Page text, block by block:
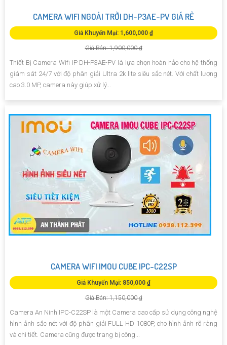
CAMERA WIFI NGOÀI TRỜI DH-P3AE-PV GIÁ RẺ
Giá Khuyến Mại: 1,600,000 ₫
Giá Bán: 1,900,000 ₫
Thiết Bị Camera Wifi IP DH-P3AE-PV là lựa chọn hoàn hảo cho hệ thống
giám sát 24/7 với độ phân giải Ultra 2k lite siêu sắc nét. Với chất lượng
cao 3.0 MP, camera này giúp xử lý...
CAMERA WIFI IMOU CUBE IPC-C22SP
Giá Khuyến Mại: 850,000 ₫
Giá Bán: 1,150,000 ₫
Camera An Ninh IPC-C22SP là một Camera cao cấp sử dụng công nghệ
hình ảnh sắc nét với độ phân giải FULL HD 1080P, cho hình ảnh rõ ràng
và chi tiết. Camera cũng được trang bị công...